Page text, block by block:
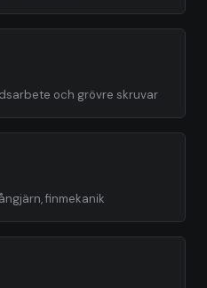
och grövre skruvar
finmekanik